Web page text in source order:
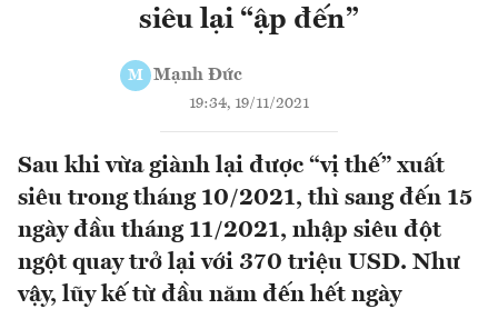
siêu lại “ập đến”
M Mạnh Đức
19:34, 19/11/2021
Sau khi vừa giành lại được “vị thế” xuất
siêu trong tháng 10/2021, thì sang đến 15
ngày đầu tháng 11/2021, nhập siêu đột
ngột quay trở lại với 370 triệu USD. Như
vậy, lũy kế từ đầu năm đến hết ngày